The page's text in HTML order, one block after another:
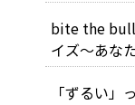
bite the
イズ～あな
「ずるい」